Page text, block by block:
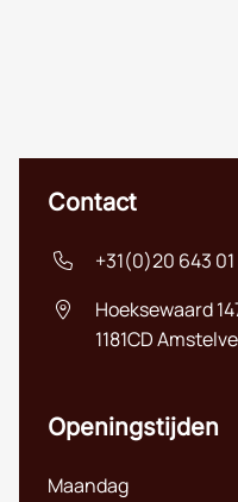
Contact
+31(0)20 643
Hoeksewaard
1181CD
Openingstijden
Maandag
Nederlands